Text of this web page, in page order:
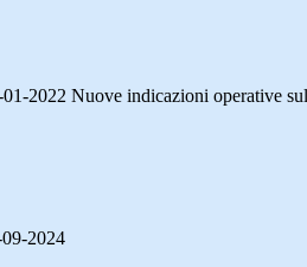
2022 Nuove indicazioni operative
2024